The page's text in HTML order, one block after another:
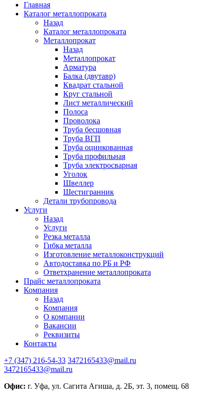
Главная
Каталог металлопроката
Назад
Каталог металлопроката
Металлопрокат
Назад
Металлопрокат
Арматура
Балка (двутавр)
Квадрат стальной
Круг стальной
Лист металлический
Полоса
Проволока
Труба бесшовная
Труба ВГП
Труба оцинкованная
Труба профильная
Труба электросварная
Уголок
Швеллер
Шестигранник
Детали трубопровода
Услуги
Назад
Услуги
Резка металла
Гибка металла
Изготовление металлоконструкций
Автодоставка по РБ и РФ
Ответхранение металлопроката
Прайс металлопроката
Компания
Назад
Компания
О компании
Вакансии
Реквизиты
Контакты
+7 (347) 216-54-33 3472165433@mail.ru
3472165433@mail.ru
Офис: г. Уфа, ул. Сагита Агиша, д. 2Б, эт. 3, помещ. 68